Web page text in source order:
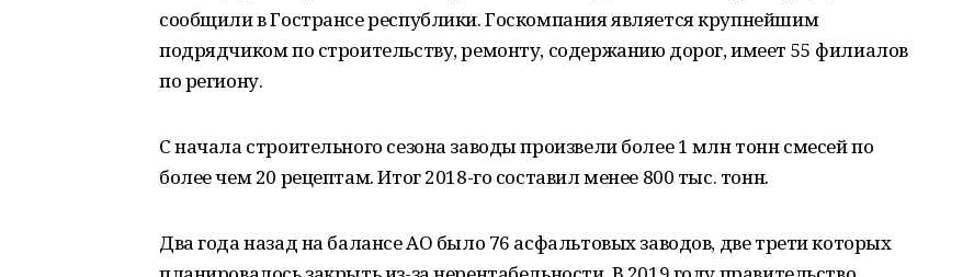
сообщили в Гострансе республики. Госкомпания является крупнейшим
подрядчиком по строительству, ремонту, содержанию дорог, имеет 55 филиалов
по региону.
С начала строительного сезона заводы произвели более 1 млн тонн смесей по
более чем 20 рецептам. Итог 2018-го составил менее 800 тыс. тонн.
Два года назад на балансе АО было 76 асфальтовых заводов, две трети которых